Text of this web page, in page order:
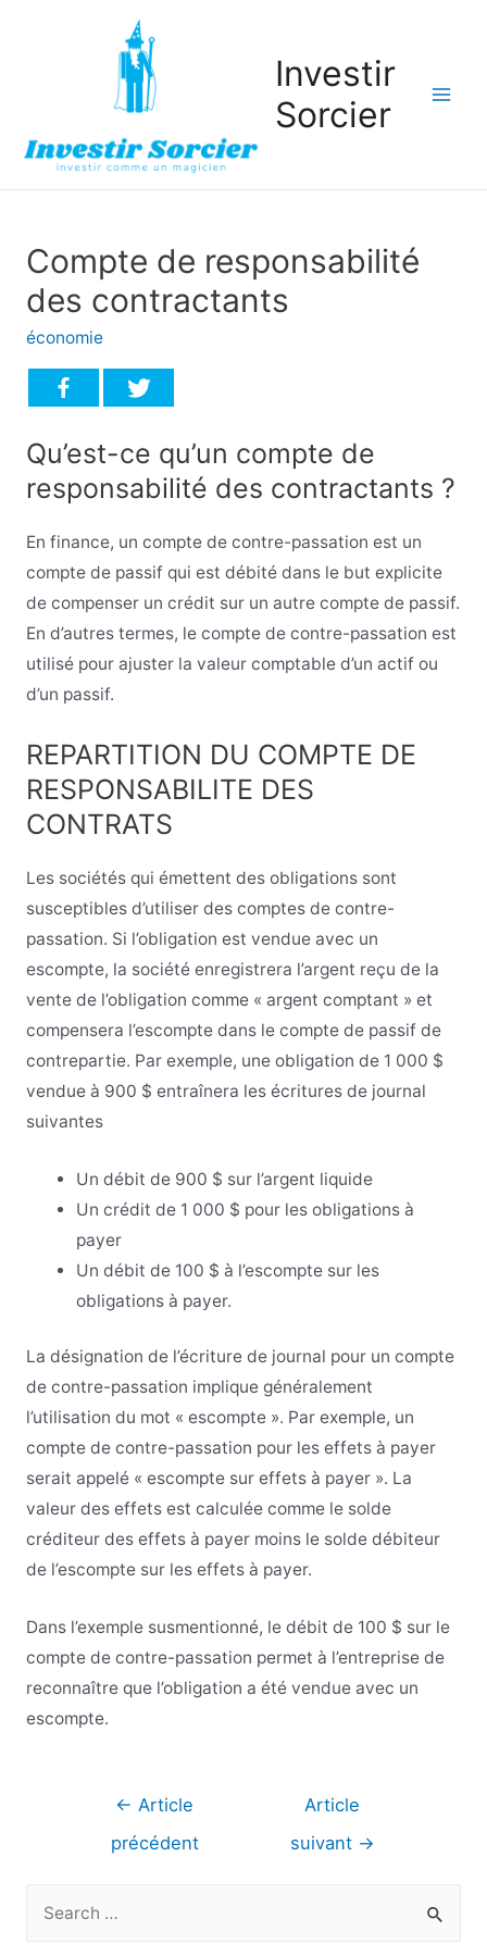
Investir
Sorcier
Compte de responsabilité
des contractants
économie
Qu’est-ce qu’un compte de
responsabilité des contractants ?
En finance, un compte de contre-passation est un
compte de passif qui est débité dans le but explicite
de compenser un crédit sur un autre compte de passif.
En d’autres termes, le compte de contre-passation est
utilisé pour ajuster la valeur comptable d’un actif ou
d’un passif.
REPARTITION DU COMPTE DE
RESPONSABILITE DES
CONTRATS
Les sociétés qui émettent des obligations sont
susceptibles d’utiliser des comptes de contre-
passation. Si l’obligation est vendue avec un
escompte, la société enregistrera l’argent reçu de la
vente de l’obligation comme « argent comptant » et
compensera l’escompte dans le compte de passif de
contrepartie. Par exemple, une obligation de 1 000 $
vendue à 900 $ entraînera les écritures de journal
suivantes
Un débit de 900 $ sur l’argent liquide
Un crédit de 1 000 $ pour les obligations à
payer
Un débit de 100 $ à l’escompte sur les
obligations à payer.
La désignation de l’écriture de journal pour un compte
de contre-passation implique généralement
l’utilisation du mot « escompte ». Par exemple, un
compte de contre-passation pour les effets à payer
serait appelé « escompte sur effets à payer ». La
valeur des effets est calculée comme le solde
créditeur des effets à payer moins le solde débiteur
de l’escompte sur les effets à payer.
Dans l’exemple susmentionné, le débit de 100 $ sur le
compte de contre-passation permet à l’entreprise de
reconnaître que l’obligation a été vendue avec un
escompte.
Navigation
l’article
← Article
précédent
Article
suivant →